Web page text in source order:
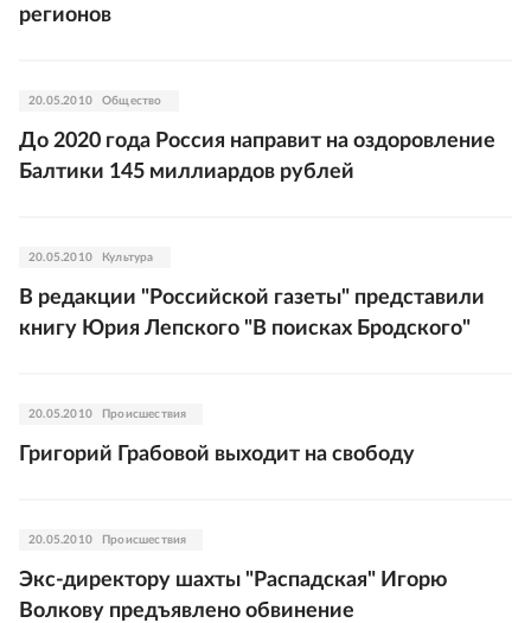
регионов
20.05.2010 Общество
До 2020 года Россия направит на оздоровление
Балтики 145 миллиардов рублей
20.05.2010 Культура
В редакции "Российской газеты" представили
книгу Юрия Лепского "В поисках Бродского"
20.05.2010 Происшествия
Григорий Грабовой выходит на свободу
20.05.2010 Происшествия
Экс-директору шахты "Распадская" Игорю
Волкову предъявлено обвинение